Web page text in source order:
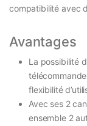
compatibilité avec
Avantages
La possibilité
flexibilité
Avec ses 2
ensemble 2